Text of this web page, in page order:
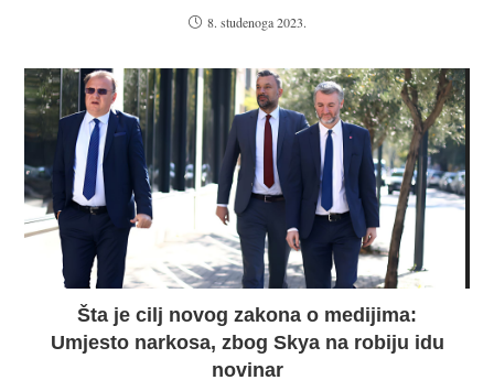
8. studenoga 2023.
Šta je cilj novog zakona o medijima:
Umjesto narkosa, zbog Skya na robiju idu
novinar